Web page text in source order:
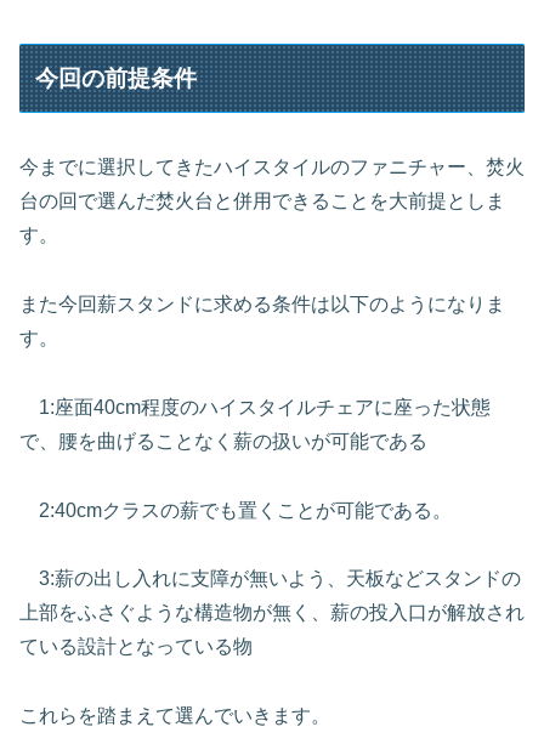
今回の前提条件
今までに選択してきたハイスタイルのファニチャー、焚火
台の回で選んだ焚火台と併用できることを大前提としま
す。
また今回薪スタンドに求める条件は以下のようになりま
す。
1:座面40cm程度のハイスタイルチェアに座った状態
で、腰を曲げることなく薪の扱いが可能である
2:40cmクラスの薪でも置くことが可能である。
3:薪の出し入れに支障が無いよう、天板などスタンドの
上部をふさぐような構造物が無く、薪の投入口が解放され
ている設計となっている物
これらを踏まえて選んでいきます。